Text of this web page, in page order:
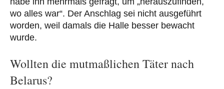
wo alles war“. Der Anschlag sei nicht ausgeführt
worden, weil damals die Halle besser bewacht
wurde.
Wollten die mutmaßlichen Täter nach
Belarus?